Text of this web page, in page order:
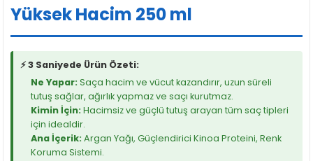
Yüksek Hacim 250 ml
⚡ 3 Saniyede Ürün Özeti:
Ne Yapar: Saça hacim ve vücut kazandırır, uzun süreli
tutuş sağlar, ağırlık yapmaz ve saçı kurutmaz.
Kimin İçin: Hacimsiz ve güçlü tutuş arayan tüm saç tipleri
için idealdir.
Ana İçerik: Argan Yağı, Güçlendirici Kinoa Proteini, Renk
Koruma Sistemi.